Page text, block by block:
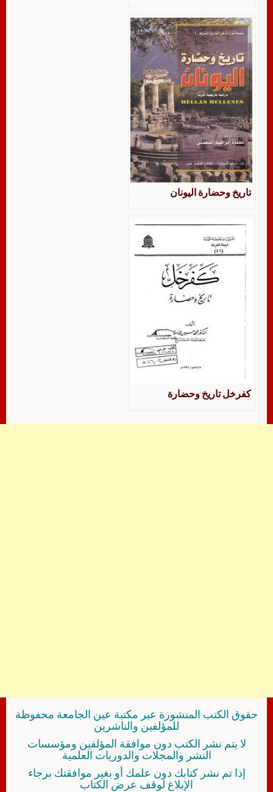
تاريخ وحضارة اليونان
كفرخل تاريخ وحضارة
حقوق الكتب المنشورة عبر مكتبة عين الجامعة محفوظة
للمؤلفين والناشرين
لا يتم نشر الكتب دون موافقة المؤلفين ومؤسسات
النشر والمجلات والدوريات العلمية
إذا تم نشر كتابك دون علمك أو بغير موافقتك برجاء
الإبلاغ لوقف عرض الكتاب